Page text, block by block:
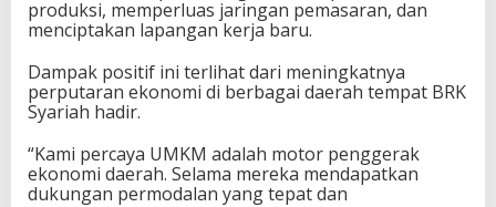
produksi, memperluas jaringan pemasaran, dan
menciptakan lapangan kerja baru.
Dampak positif ini terlihat dari meningkatnya
perputaran ekonomi di berbagai daerah tempat BRK
Syariah hadir.
“Kami percaya UMKM adalah motor penggerak
ekonomi daerah. Selama mereka mendapatkan
dukungan permodalan yang tepat dan